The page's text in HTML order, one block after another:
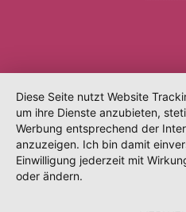
Diese Seite nutzt Website
um ihre Dienste anzubieten,
Werbung entsprechend der
anzuzeigen. Ich bin damit
Einwilligung jederzeit mit
oder ändern.